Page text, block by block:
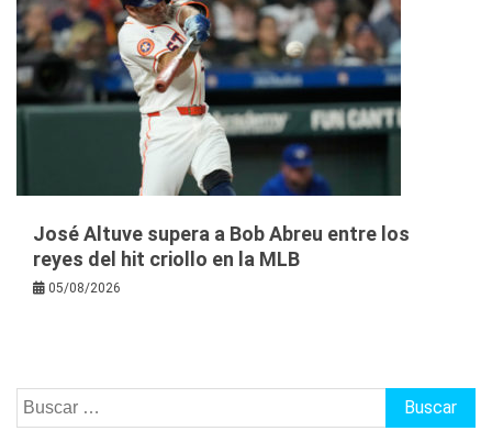
José Altuve supera a Bob Abreu entre los
reyes del hit criollo en la MLB
05/08/2026
Buscar: